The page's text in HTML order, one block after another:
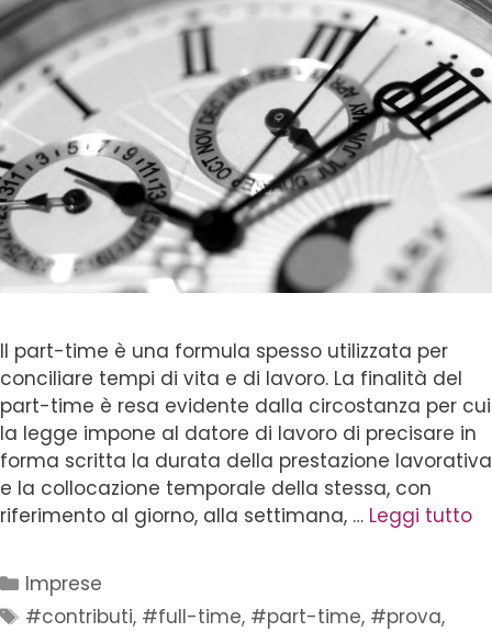
Il part-time è una formula spesso utilizzata per
conciliare tempi di vita e di lavoro. La finalità del
part-time è resa evidente dalla circostanza per cui
la legge impone al datore di lavoro di precisare in
forma scritta la durata della prestazione lavorativa
e la collocazione temporale della stessa, con
riferimento al giorno, alla settimana, … Leggi tutto
Imprese
#contributi, #full-time, #part-time, #prova,